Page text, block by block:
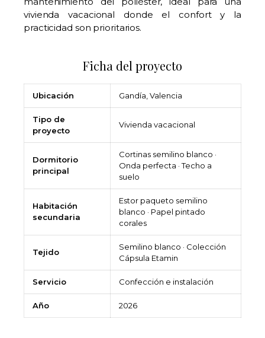
vivienda vacacional donde el confort y la
practicidad son prioritarios.
Ficha del proyecto
Ubicación Gandía, Valencia
Tipo de
proyecto
Vivienda vacacional
Dormitorio
principal
Cortinas semilino blanco ·
Onda perfecta · Techo a
suelo
Habitación
secundaria
Estor paqueto semilino
blanco · Papel pintado
corales
Tejido
Semilino blanco · Colección
Cápsula Etamin
Servicio Confección e instalación
Año 2026